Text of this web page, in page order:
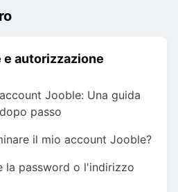
e autorizzazione
Jooble: Una guida
passo
il mio account Jooble?
la password o l'indirizzo